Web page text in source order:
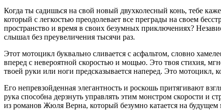
Когда ты садишься на свой новый двухколесный конь, тебе
который с легкостью преодолевает все преграды на своем
пространство и время в своих безумных приключениях?
слышал без преувеличения тысячи раз.
Этот мотоцикл буквально сливается с асфальтом, словно
вперед с невероятной скоростью и мощью. Это твоя стихия,
твоей руки или ноги предсказывается наперед. Это мотоцикл,
Его непревзойденная элегантность и роскошь притягивают
рука способна дерзнуть управлять этим монстром скорости и
из романов Жюля Верна, который безумно катается на